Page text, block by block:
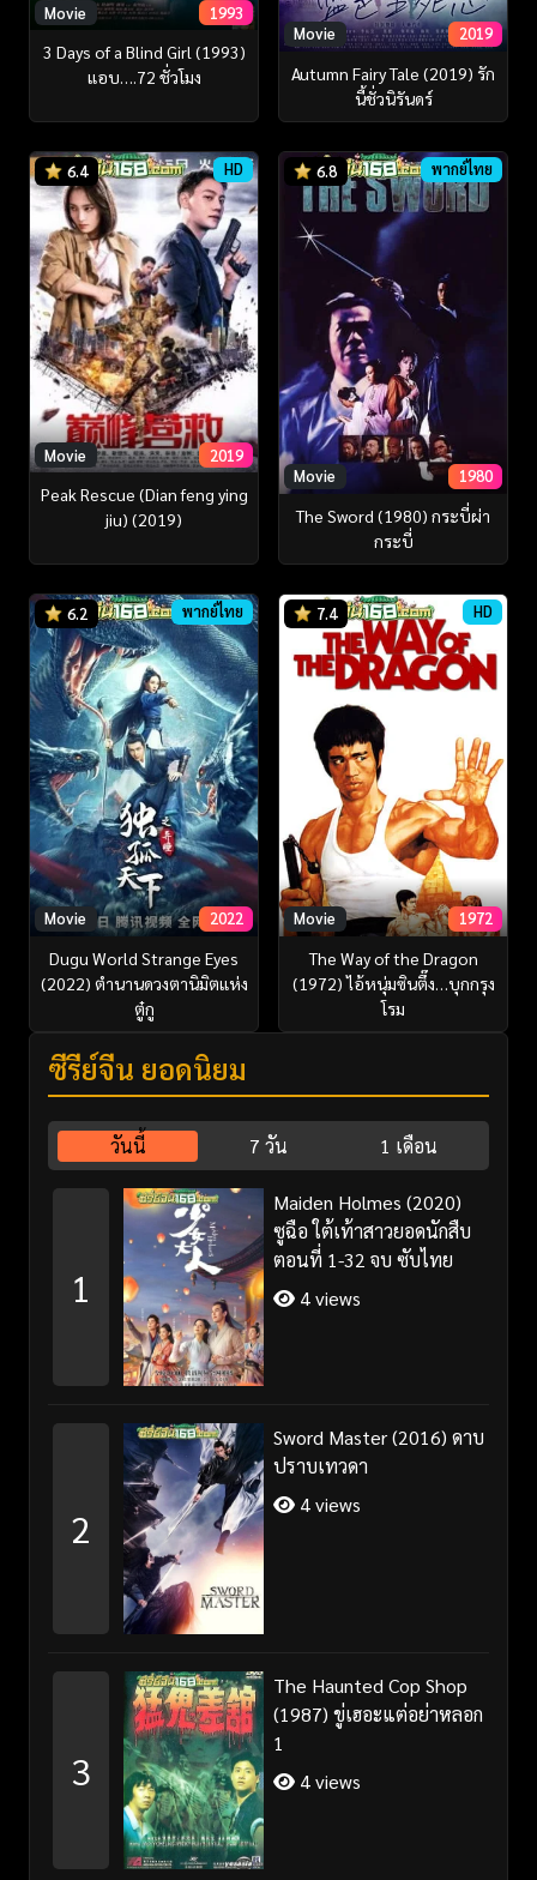
Movie 1993
3 Days of a Blind Girl (1993)
แอบ….72 ชั่วโมง
Movie 2019
Autumn Fairy Tale (2019) รัก
นี้ชั่วนิรันดร์
6.4 HD
Movie 2019
Peak Rescue (Dian feng ying
jiu) (2019)
6.8 พากย์ไทย
Movie 1980
The Sword (1980) กระบี่ผ่า
กระบี่
6.2 พากย์ไทย
Movie 2022
Dugu World Strange Eyes
(2022) ตำนานดวงตานิมิตแห่ง
ตู๋กู
7.4 HD
Movie 1972
The Way of the Dragon
(1972) ไอ้หนุ่มซินตึ๊ง…บุกกรุง
โรม
ซีรี่ย์จีน ยอดนิยม
วันนี้ 7 วัน 1 เดือน
1
Maiden Holmes (2020)
ซูฉือ ใต้เท้าสาวยอดนักสืบ
ตอนที่ 1-32 จบ ซับไทย
4 views
2
Sword Master (2016) ดาบ
ปราบเทวดา
4 views
3
The Haunted Cop Shop
(1987) ขู่เฮอะแต่อย่าหลอก
1
4 views